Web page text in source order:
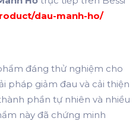
dau-manh-ho/
đáng thử nghiệm cho
pháp giảm đau và cải thiện
phần tự nhiên và nhiều
này đã chứng minh